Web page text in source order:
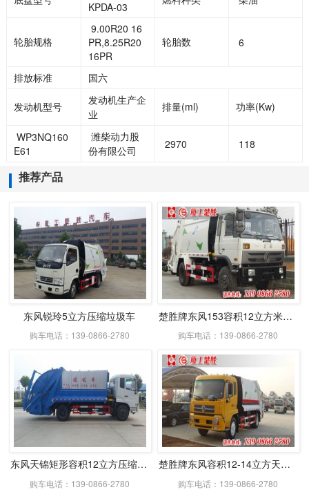
KPDA-03
轮胎规格
9.00R20 16
PR,8.25R20
16PR
轮胎数 6
排放标准 国六
发动机型号
发动机生产企
业
排量(ml) 功率(Kw)
WP3NQ160
E61
潍柴动力股
份有限公司
2970 118
推荐产品
东风锐玲5立方压缩垃圾车
购车电话：139-0866-2780
楚胜牌东风153容积12立方米压缩式垃圾车
购车电话：139-0866-2780
东风天锦矩形容积12立方压缩式垃圾车
购车电话：139-0866-2780
楚胜牌东风容积12-14立方天锦压缩式垃圾车
购车电话：139-0866-2780